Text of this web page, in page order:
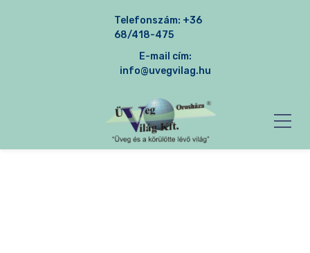
Telefonszám: +36
68/418-475
E-mail cím:
info@uvegvilag.hu